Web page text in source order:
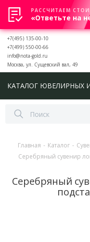
+7(495) 135-00-10
+7(499) 550-00-66
info@nota-gold.ru
Москва, ул. Сущевский вал, 49
КАТАЛОГ ЮВЕЛИРНЫХ
Главная - Каталог -
Серебряный сувенир
Серебряный
РАССЧИТАЕМ
«Ответьте на